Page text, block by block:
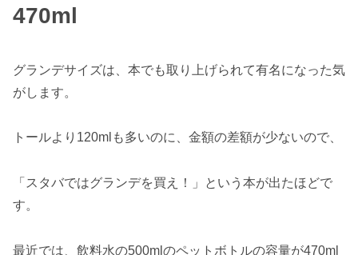
470ml
グランデサイズは、本でも取り上げられて有名になった気
がします。
トールより120mlも多いのに、金額の差額が少ないので、
「スタバではグランデを買え！」という本が出たほどで
す。
最近では、飲料水の500mlのペットボトルの容量が470ml